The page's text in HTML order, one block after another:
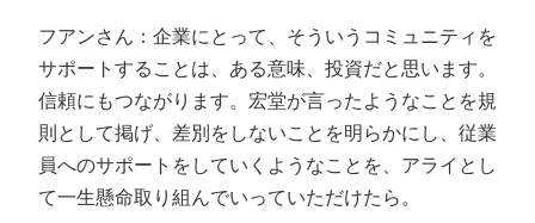
フアンさん：企業にとって、そういうコミュニティを
サポートすることは、ある意味、投資だと思います。
信頼にもつながります。宏堂が言ったようなことを規
則として掲げ、差別をしないことを明らかにし、従業
員へのサポートをしていくようなことを、アライとし
て一生懸命取り組んでいっていただけたら。